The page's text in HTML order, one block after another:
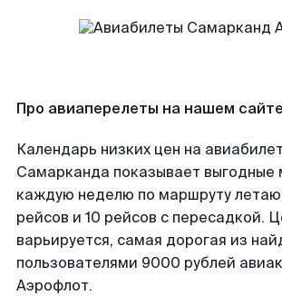
Про авиаперелеты на нашем сайте
Календарь низких цен на
Самарканда показывает выгодные
каждую неделю по маршруту
рейсов и 10 рейсов с пересадкой.
варьируется, самая дорогая из
пользователями 9000 рублей
Аэрофлот.